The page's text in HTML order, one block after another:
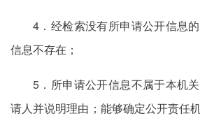
4．经检索没有所申请公开信息
信息不存在；
5．所申请公开信息不属于本机
请人并说明理由；能够确定公开责任